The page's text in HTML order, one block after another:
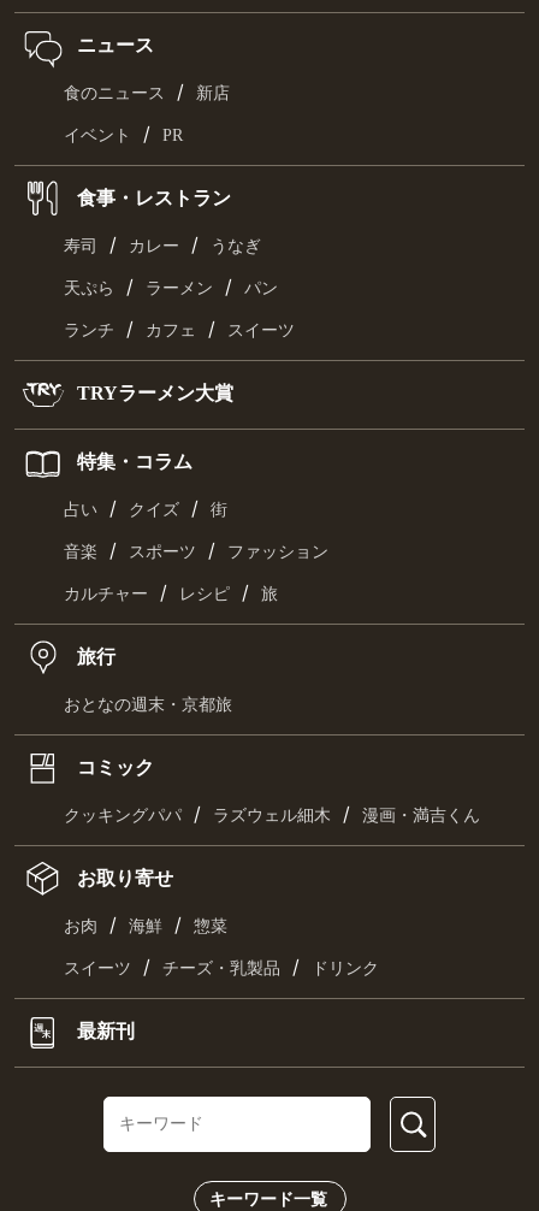
ニュース
食のニュース / 新店
イベント / PR
食事・レストラン
寿司 / カレー / うなぎ
天ぷら / ラーメン / パン
ランチ / カフェ / スイーツ
TRYラーメン大賞
特集・コラム
占い / クイズ / 街
音楽 / スポーツ / ファッション
カルチャー / レシピ / 旅
旅行
おとなの週末・京都旅
コミック
クッキングパパ / ラズウェル細木 / 漫画・満吉くん
お取り寄せ
お肉 / 海鮮 / 惣菜
スイーツ / チーズ・乳製品 / ドリンク
最新刊
キーワード一覧